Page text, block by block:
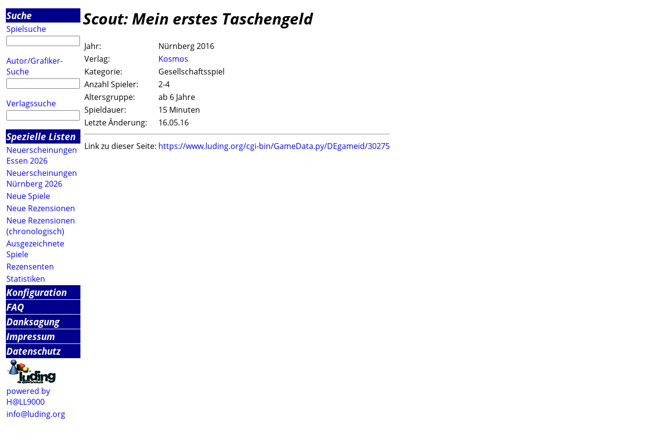
Suche
Spielsuche
Autor/Grafiker-
Suche
Verlagssuche
Spezielle Listen
Neuerscheinungen
Essen 2026
Neuerscheinungen
Nürnberg 2026
Neue Spiele
Neue Rezensionen
Neue Rezensionen
(chronologisch)
Ausgezeichnete
Spiele
Rezensenten
Statistiken
Konfiguration
FAQ
Danksagung
Impressum
Datenschutz
powered by
H@LL9000
info@luding.org
Scout: Mein erstes Taschengeld
Jahr:
Nürnberg 2016
Verlag:
Kosmos
Kategorie:
Gesellschaftsspiel
Anzahl Spieler:
2-4
Altersgruppe:
ab 6 Jahre
Spieldauer:
15 Minuten
Letzte Änderung:
16.05.16
Link zu dieser Seite: https://www.luding.org/cgi-bin/GameData.py/DEgameid/30275